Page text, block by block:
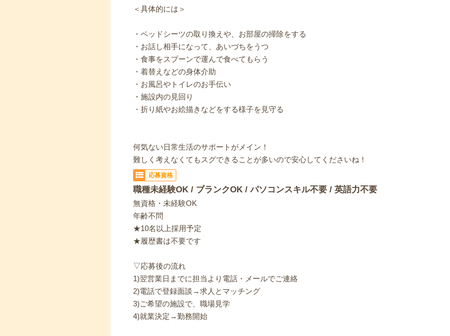
＜具体的には＞
・ベッドシーツの取り換えや、お部屋の掃除をする
・お話し相手になって、あいづちをうつ
・食事をスプーンで運んで食べてもらう
・着替えなどの身体介助
・お風呂やトイレのお手伝い
・施設内の見回り
・折り紙やお絵描きなどをする様子を見守る
何気ない日常生活のサポートがメイン！
難しく考えなくてもスグできることが多いので安心してくださいね！
応募資格
職種未経験OK / ブランクOK / パソコンスキル不要 / 英語力不要
無資格・未経験OK
年齢不問
★10名以上採用予定
★履歴書は不要です
▽応募後の流れ
1)翌営業日までに担当より電話・メールでご連絡
2)電話で登録面談→求人とマッチング
3)ご希望の施設で、職場見学
4)就業決定→勤務開始